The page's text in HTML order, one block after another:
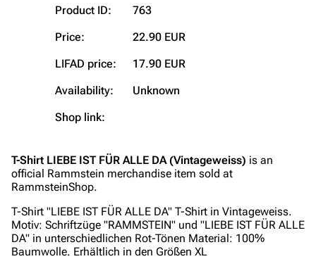
Information
Discography
Videography
Song list
Information
Videography
Song list
Product ID:
763
Price:
22.90 EUR
LIFAD price:
17.90 EUR
Availability:
Unknown
Shop link:
T-Shirt LIEBE IST FÜR ALLE DA (Vintageweiss) is an
official Rammstein merchandise item sold at
RammsteinShop.
T-Shirt "LIEBE IST FÜR ALLE DA" T-Shirt in Vintageweiss.
Motiv: Schriftzüge "RAMMSTEIN" und "LIEBE IST FÜR ALLE
DA" in unterschiedlichen Rot-Tönen Material: 100%
Baumwolle. Erhältlich in den Größen XL